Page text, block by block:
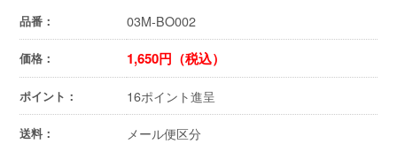
品番： 03M-BO002
価格： 1,650円（税込）
ポイント： 16ポイント進呈
送料：
メール便区分